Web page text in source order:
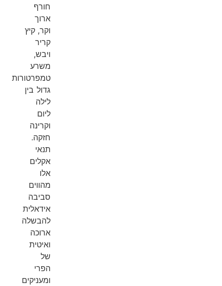
חורף
ארוך
וקר, קיץ
קריר
ויבש,
משרע
טמפרטורות
גדול בין
לילה
ליום
וקרינה
חזקה.
תנאי
אקלים
אלו
מהווים
סביבה
אידאלית
להבשלה
ארוכה
ואיטית
של
הפרי
ומעניקים